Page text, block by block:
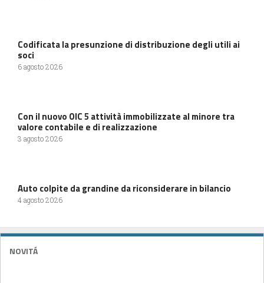
Codificata la presunzione di distribuzione degli utili ai
soci
6 agosto 2026
Con il nuovo OIC 5 attività immobilizzate al minore tra
valore contabile e di realizzazione
3 agosto 2026
Auto colpite da grandine da riconsiderare in bilancio
4 agosto 2026
NOVITÁ